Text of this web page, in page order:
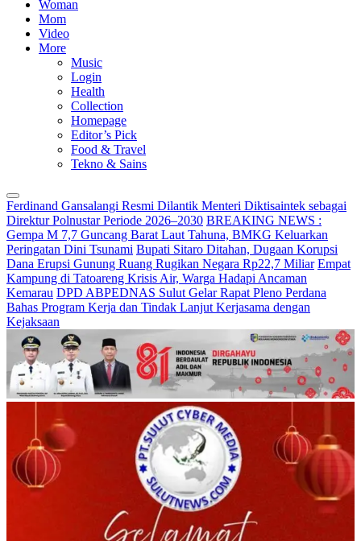
Woman
Mom
Video
More
Music
Login
Health
Collection
Homepage
Editor’s Pick
Food & Travel
Tekno & Sains
Ferdinand Gansalangi Resmi Dilantik Menteri Diktisaintek sebagai
Direktur Polnustar Periode 2026–2030 BREAKING NEWS :
Gempa M 7,7 Guncang Barat Laut Tahuna, BMKG Keluarkan
Peringatan Dini Tsunami Bupati Sitaro Ditahan, Dugaan Korupsi
Dana Erupsi Gunung Ruang Rugikan Negara Rp22,7 Miliar Empat
Kampung di Tatoareng Krisis Air, Warga Hadapi Ancaman
Kemarau DPD ABPEDNAS Sulut Gelar Rapat Pleno Perdana
Bahas Program Kerja dan Tindak Lanjut Kerjasama dengan
Kejaksaan